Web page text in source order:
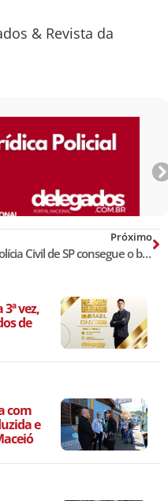
& Revista da
Próximo
Polícia Civil de SP consegue o bloqueio de R$ 8,1 bilhões de faccionados e políticos
vez,
de
com
e